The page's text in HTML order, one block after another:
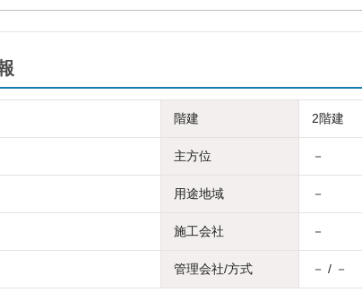
階建 2階建
主方位 －
用途地域 －
施工会社 －
管理会社/方式 － / －